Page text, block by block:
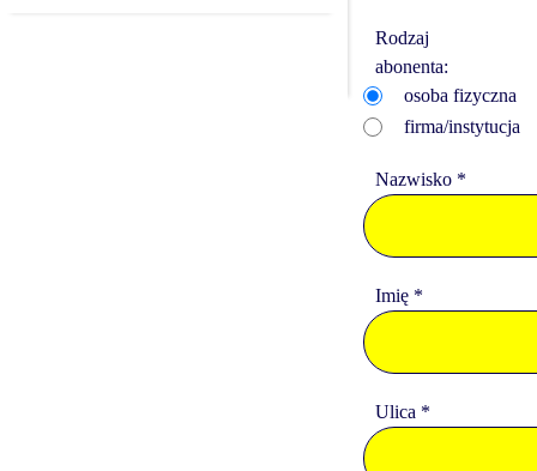
Rodzaj
abonenta:
osoba fizyczna
firma/instytucja
Nazwisko *
Imię *
Ulica *